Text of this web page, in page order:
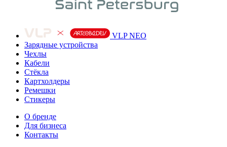
VLP NEO
Зарядные устройства
Чехлы
Кабели
Cтёкла
Картхолдеры
Ремешки
Стикеры
О бренде
Для бизнеса
Контакты